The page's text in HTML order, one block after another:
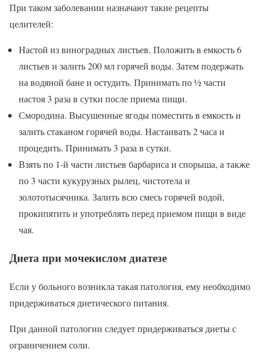
При таком заболевании назначают такие рецепты
целителей:
Настой из виноградных листьев. Положить в емкость 6
листьев и залить 200 мл горячей воды. Затем подержать
на водяной бане и остудить. Принимать по ½ части
настоя 3 раза в сутки после приема пищи.
Смородина. Высушенные ягоды поместить в емкость и
залить стаканом горячей воды. Настаивать 2 часа и
процедить. Принимать 3 раза в сутки.
Взять по 1-й части листьев барбариса и спорыша, а также
по 3 части кукурузных рылец, чистотела и
золототысячника. Залить всю смесь горячей водой,
прокипятить и употреблять перед приемом пищи в виде
чая.
Диета при мочекислом диатезе
Если у больного возникла такая патология, ему необходимо
придерживаться диетического питания.
При данной патологии следует придерживаться диеты с
ограничением соли.